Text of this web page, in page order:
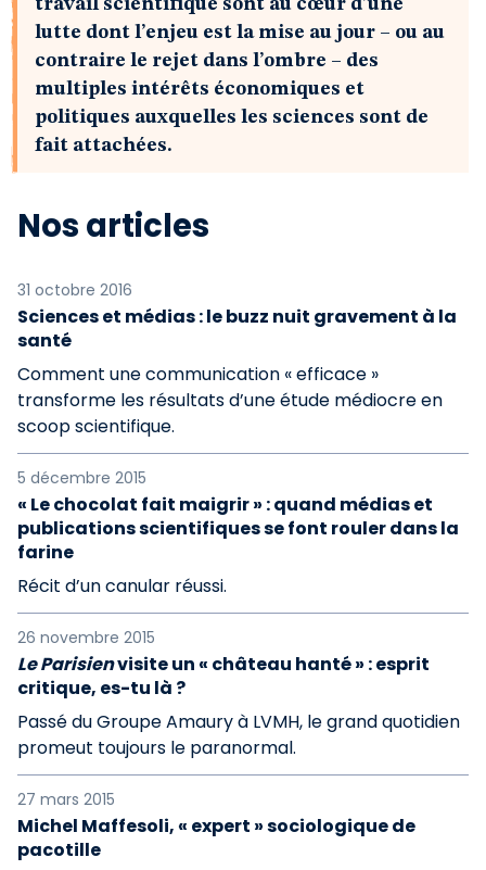
travail scientifique sont au cœur d’une
lutte dont l’enjeu est la mise au jour – ou au
contraire le rejet dans l’ombre – des
multiples intérêts économiques et
politiques auxquelles les sciences sont de
fait attachées.
Nos articles
31 octobre 2016
Sciences et médias : le buzz nuit gravement à la
santé
Comment une communication « efficace »
transforme les résultats d’une étude médiocre en
scoop scientifique.
5 décembre 2015
« Le chocolat fait maigrir » : quand médias et
publications scientifiques se font rouler dans la
farine
Récit d’un canular réussi.
26 novembre 2015
Le Parisienvisite un « château hanté » : esprit
critique, es-tu là ?
Passé du Groupe Amaury à LVMH, le grand quotidien
promeut toujours le paranormal.
27 mars 2015
Michel Maffesoli, « expert » sociologique de
pacotille